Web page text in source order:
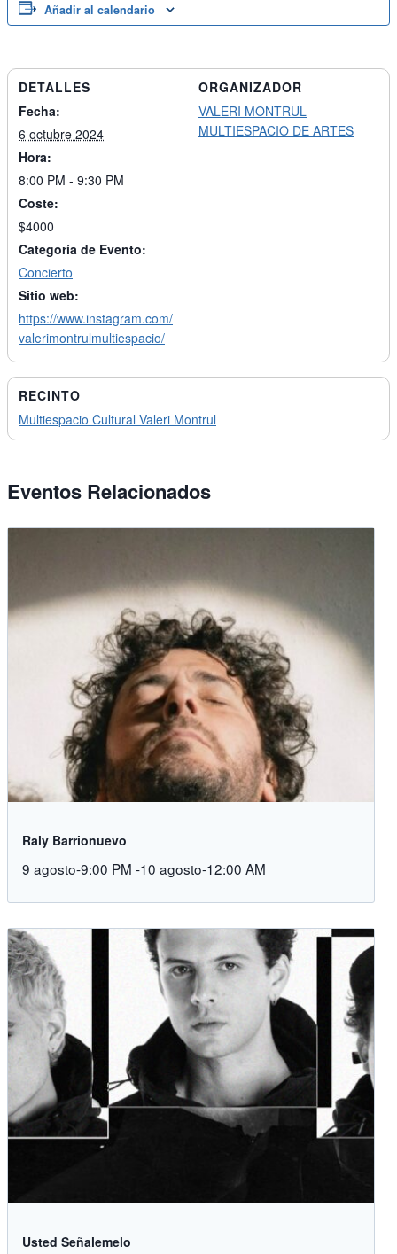
Añadir al calendario
DETALLES
Fecha:
6 octubre 2024
Hora:
8:00 PM - 9:30 PM
Coste:
$4000
Categoría de Evento:
Concierto
Sitio web:
https://www.instagram.com/
valerimontrulmultiespacio/
ORGANIZADOR
VALERI MONTRUL
MULTIESPACIO DE ARTES
RECINTO
Multiespacio Cultural Valeri Montrul
Eventos Relacionados
Raly Barrionuevo
9 agosto-9:00 PM -10 agosto-12:00 AM
Usted Señalemelo